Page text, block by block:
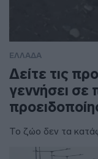
ΕΛΛΑΔΑ
Δείτε τις
γεννήσει σε
Το ζώο δεν τα